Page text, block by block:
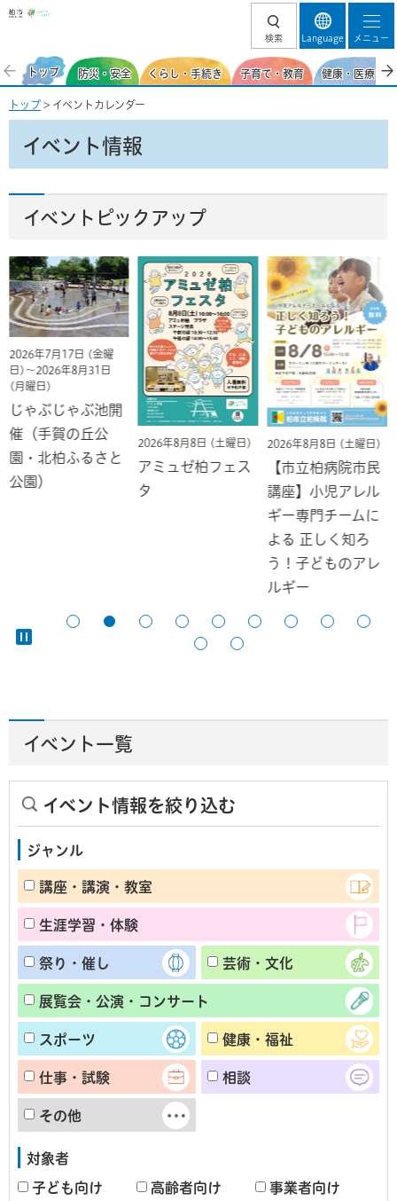
柏市
検索 Language メニュー
トップ 防災・安全 くらし・手続き 子育て・教育 健康・医療・
トップ > イベントカレンダー
イベント情報
イベントピックアップ
2026年7月17日 (金曜
日)～2026年8月31日
(月曜日)
じゃぶじゃぶ池開
催（手賀の丘公
園・北柏ふるさと
公園）
2026年8月8日 (土曜日)
アミュゼ柏フェス
タ
2026年8月8日 (土曜日)
【市立柏病院市民
講座】小児アレル
ギー専門チームに
よる 正しく知ろ
う！子どものアレ
ルギー
イベント一覧
イベント情報を絞り込む
ジャンル
講座・講演・教室
生涯学習・体験
祭り・催し 芸術・文化
展覧会・公演・コンサート
スポーツ 健康・福祉
仕事・試験 相談
その他
対象者
子ども向け 高齢者向け
事業者向け